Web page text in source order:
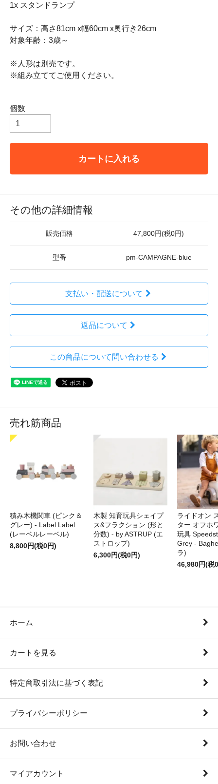
1x スタンドランプ
サイズ：高さ81cm x幅60cm x奥行き26cm
対象年齢：3歳～
※人形は別売です。
※組み立ててご使用ください。
個数
カートに入れる
その他の詳細情報
販売価格 47,800円(税0円)
型番 pm-CAMPAGNE-blue
支払い・配送について
返品について
この商品について問い合わせる
売れ筋商品
積み木機関車 (ピンク＆
グレー) - Label Label
(レーベルレーベル)
8,800円(税0円)
木製 知育玩具シェイプ
ス&フラクション (形と
分数) - by ASTRUP (エ
ストロップ)
6,300円(税0円)
ライドオン
ター オフホ
玩具
Grey -
ラ)
46,980円(税
ホーム
カートを見る
特定商取引法に基づく表記
プライバシーポリシー
お問い合わせ
マイアカウント